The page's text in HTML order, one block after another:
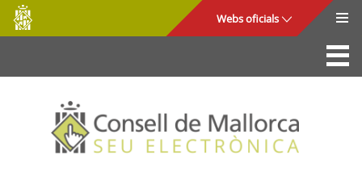
Salta al contingut principal
Consell
de
Mallorca
Webs oficials
La Seu
Consell de Mallorca
Accés i seguretat